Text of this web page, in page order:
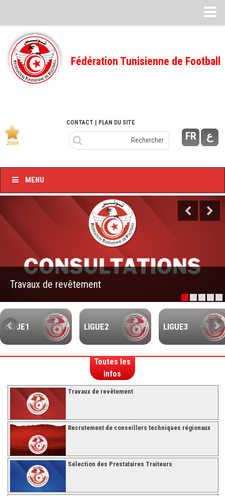
Feuille de match
FMI – 2022/2023
Ligue I – 2022/2023
Ligue I – 2020/2021
Ligue I – 2019/2020
Feuilles de match 2018/2019
Feuille de match 2017/2018
–Ligue I–
–Ligue II–
Feuille de match 2016/2017
-Ligue I-
-Ligue II-
Fédération Tunisienne de Football
FR ع
CONTACT | PLAN DU SITE
MENU
Travaux de revêtement
LIGUE1 LIGUE2 LIGUE3
Toutes les
infos
Travaux de revêtement
Recrutement de conseillers techniques régionaux
Sélection des Prestataires Traiteurs